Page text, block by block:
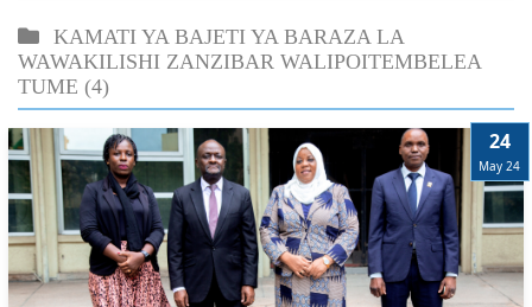
KAMATI YA BAJETI YA BARAZA LA
WAWAKILISHI ZANZIBAR WALIPOITEMBELEA
TUME (4)
24
May 24